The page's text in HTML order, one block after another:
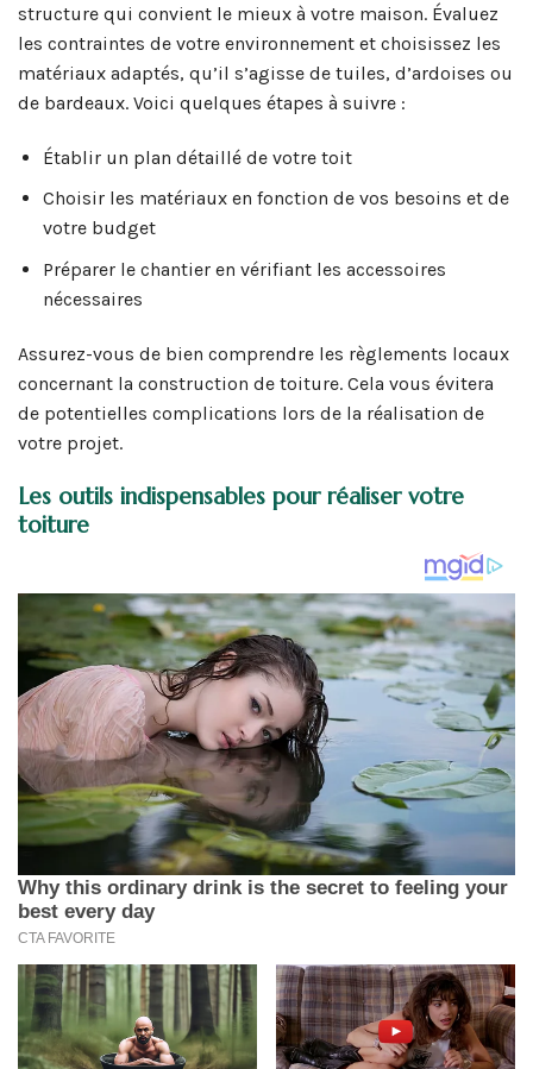
structure qui convient le mieux à votre maison. Évaluez
les contraintes de votre environnement et choisissez les
matériaux adaptés, qu’il s’agisse de tuiles, d’ardoises ou
de bardeaux. Voici quelques étapes à suivre :
Établir un plan détaillé de votre toit
Choisir les matériaux en fonction de vos besoins et de
votre budget
Préparer le chantier en vérifiant les accessoires
nécessaires
Assurez-vous de bien comprendre les règlements locaux
concernant la construction de toiture. Cela vous évitera
de potentielles complications lors de la réalisation de
votre projet.
Les outils indispensables pour réaliser votre
toiture